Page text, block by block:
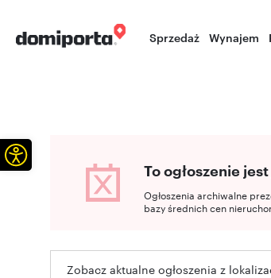
Sprzedaż Wynajem
To ogłoszenie
Ogłoszenia archiwalne
bazy średnich cen
Zobacz aktualne ogłoszenia z
Otwórz pasek narzędzi